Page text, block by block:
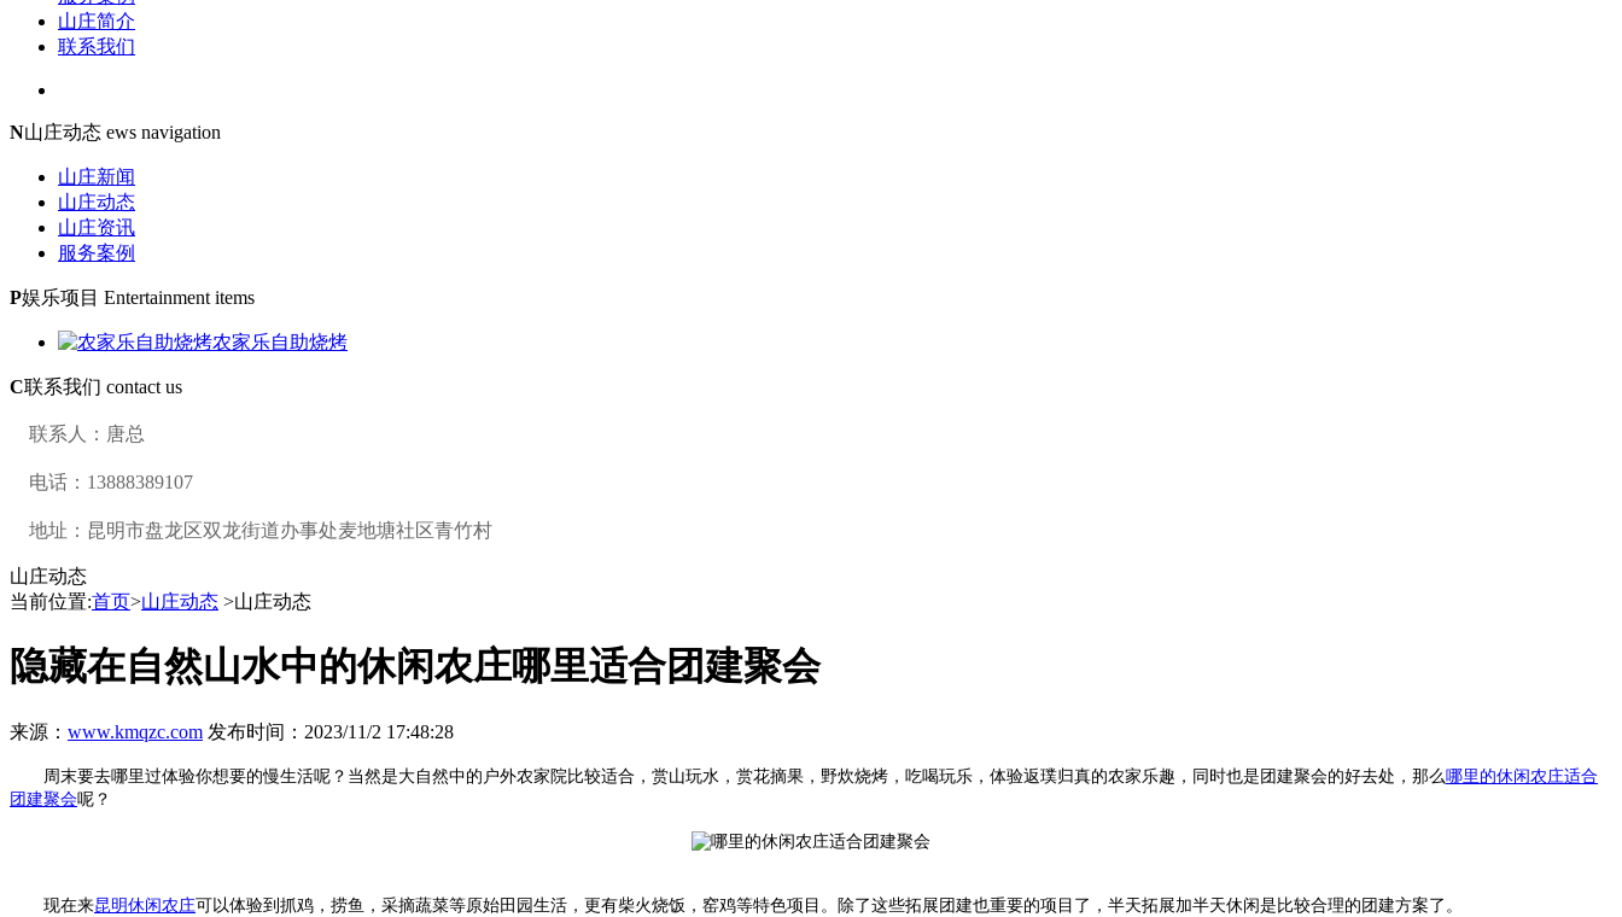
山庄简介
联系我们
N山庄动态 ews navigation
山庄新闻
山庄动态
山庄资讯
服务案例
P娱乐项目 Entertainment items
农家乐自助烧烤
C联系我们 contact us
联系人：唐总
电话：13888389107
地址：昆明市盘龙区双龙街道办事处麦地塘社区青竹村
山庄动态
当前位置:首页>山庄动态 >山庄动态
隐藏在自然山水中的休闲农庄哪里适合团建聚会
来源： www.kmqzc.com 发布时间：2023/11/2 17:48:28
周末要去哪里过体验你想要的慢生活呢？当然是大自然中的户外农家院比较适合，赏山玩水，赏花摘果，野炊烧烤，吃喝玩乐，体验返璞归真的农家乐趣，同时也是团建聚会的好去处，那么 哪里的休闲农庄适合
团建聚会呢？
现在来昆明休闲农庄可以体验到抓鸡，捞鱼，采摘蔬菜等原始田园生活，更有柴火烧饭，窑鸡等特色项目。除了这些拓展团建也重要的项目了，半天拓展加半天休闲是比较合理的团建方案了。